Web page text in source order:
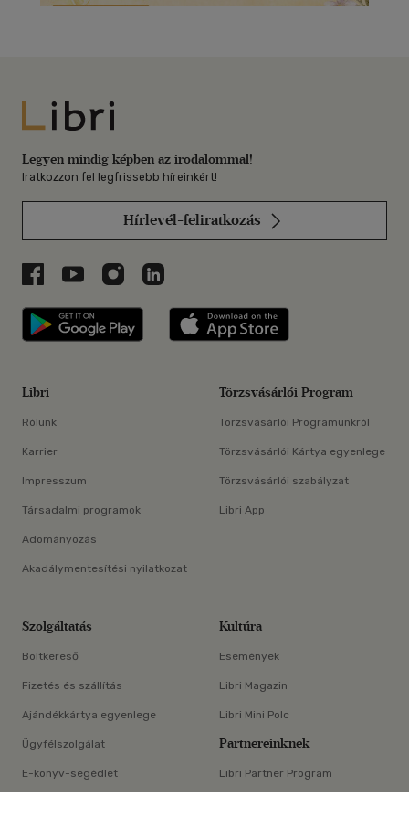
×
Libri
Legyen mindig képben az irodalommal!
Iratkozzon fel legfrissebb híreinkért!
Hírlevél-feliratkozás
Libri a Facebookon
Libri a Youtube-on
Libri az Instagramon
Libri a LinkedInen
Libri applikáció Szerezd meg: Google
Libri
Rólunk
Karrier
Impresszum
Társadalmi programok
Adományozás
Akadálymentesítési nyilatkozat
Törzsvásárlói Program
Törzsvásárlói Programunkról
Törzsvásárlói Kártya egyenlege
Törzsvásárlói szabályzat
Libri App
Szolgáltatás
Boltkereső
Fizetés és szállítás
Ajándékkártya egyenlege
Ügyfélszolgálat
E-könyv-segédlet
Kultúra
Események
Libri Magazin
Libri Mini Polc
Partnereinknek
Libri Partner Program